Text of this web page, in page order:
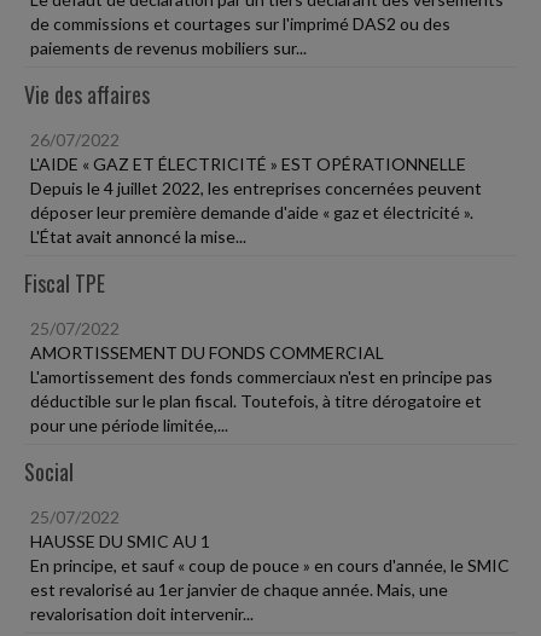
de commissions et courtages sur l'imprimé DAS2 ou des
paiements de revenus mobiliers sur...
Vie des affaires
26/07/2022
L'AIDE « GAZ ET ÉLECTRICITÉ » EST OPÉRATIONNELLE
Depuis le 4 juillet 2022, les entreprises concernées peuvent
déposer leur première demande d'aide « gaz et électricité ».
L'État avait annoncé la mise...
Fiscal TPE
25/07/2022
AMORTISSEMENT DU FONDS COMMERCIAL
L'amortissement des fonds commerciaux n'est en principe pas
déductible sur le plan fiscal. Toutefois, à titre dérogatoire et
pour une période limitée,...
Social
25/07/2022
HAUSSE DU SMIC AU 1
En principe, et sauf « coup de pouce » en cours d'année, le SMIC
est revalorisé au 1er janvier de chaque année. Mais, une
revalorisation doit intervenir...